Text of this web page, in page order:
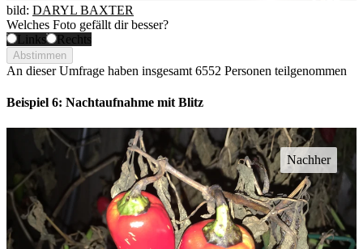
bild: DARYL BAXTER
Welches Foto gefällt dir besser?
Links
Rechts
Abstimmen
An dieser Umfrage haben insgesamt 6552 Personen teilgenommen
Beispiel 6: Nachtaufnahme mit Blitz